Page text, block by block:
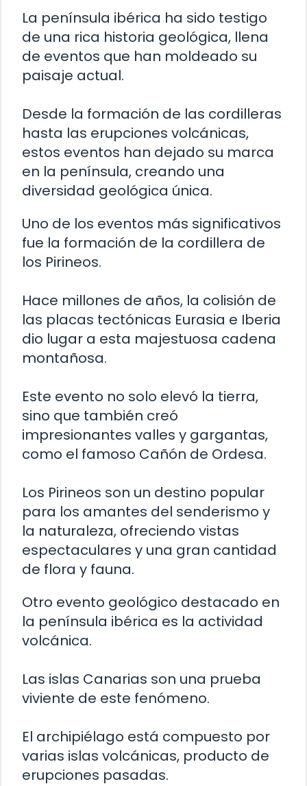
La península ibérica ha sido testigo
de una rica historia geológica, llena
de eventos que han moldeado su
paisaje actual.
Desde la formación de las cordilleras
hasta las erupciones volcánicas,
estos eventos han dejado su marca
en la península, creando una
diversidad geológica única.
Uno de los eventos más significativos
fue la formación de la cordillera de
los Pirineos.
Hace millones de años, la colisión de
las placas tectónicas Eurasia e Iberia
dio lugar a esta majestuosa cadena
montañosa.
Este evento no solo elevó la tierra,
sino que también creó
impresionantes valles y gargantas,
como el famoso Cañón de Ordesa.
Los Pirineos son un destino popular
para los amantes del senderismo y
la naturaleza, ofreciendo vistas
espectaculares y una gran cantidad
de flora y fauna.
Otro evento geológico destacado en
la península ibérica es la actividad
volcánica.
Las islas Canarias son una prueba
viviente de este fenómeno.
El archipiélago está compuesto por
varias islas volcánicas, producto de
erupciones pasadas.